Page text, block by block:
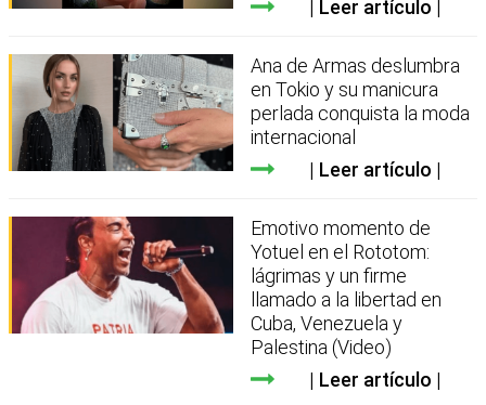
Leer artículo
Ana de Armas deslumbra
en Tokio y su manicura
perlada conquista la moda
internacional
Leer artículo
Emotivo momento de
Yotuel en el Rototom:
lágrimas y un firme
llamado a la libertad en
Cuba, Venezuela y
Palestina (Video)
Leer artículo